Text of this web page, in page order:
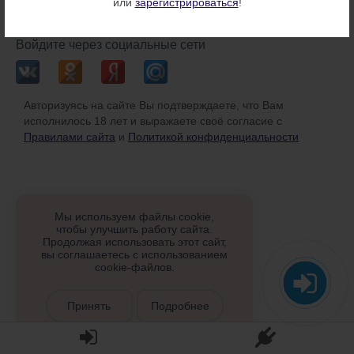
Войдите через социальные сети
Авторизуясь на сайте Вы подтверждаете, что Вам
исполнилось 18 лет и выражаете своё согласие с
Правилами сайта и Политикой конфиденциальности
Мы используем файлы cookie,
чтобы улучшить работу сайта.
Продолжая использовать этот сайт,
вы соглашаетесь с использованием
cookie-файлов.
Принять Подробнее